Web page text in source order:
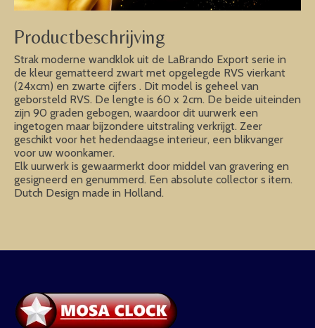
Productbeschrijving
Strak moderne wandklok uit de LaBrando Export serie in
de kleur gematteerd zwart met opgelegde RVS vierkant
(24xcm) en zwarte cijfers . Dit model is geheel van
geborsteld RVS. De lengte is 60 x 2cm. De beide uiteinden
zijn 90 graden gebogen, waardoor dit uurwerk een
ingetogen maar bijzondere uitstraling verkrijgt. Zeer
geschikt voor het hedendaagse interieur, een blikvanger
voor uw woonkamer.
Elk uurwerk is gewaarmerkt door middel van gravering en
gesigneerd en genummerd. Een absolute collector s item.
Dutch Design made in Holland.